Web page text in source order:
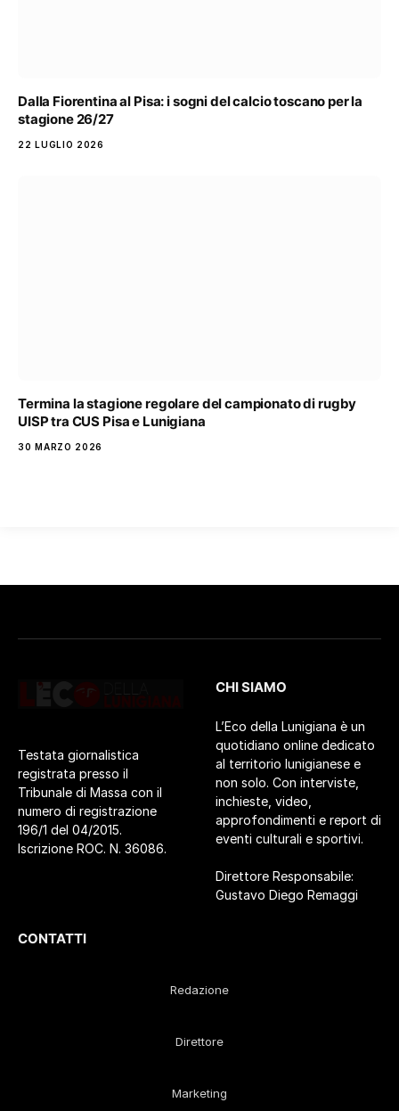
Dalla Fiorentina al Pisa: i sogni del calcio toscano per la
stagione 26/27
22 LUGLIO 2026
Termina la stagione regolare del campionato di rugby
UISP tra CUS Pisa e Lunigiana
30 MARZO 2026
Testata giornalistica
registrata presso il
Tribunale di Massa con il
numero di registrazione
196/1 del 04/2015.
Iscrizione ROC. N. 36086.
CHI SIAMO
L’Eco della Lunigiana è un
quotidiano online dedicato
al territorio lunigianese e
non solo. Con interviste,
inchieste, video,
approfondimenti e report di
eventi culturali e sportivi.
Direttore Responsabile:
Gustavo Diego Remaggi
CONTATTI
Redazione
Direttore
Marketing